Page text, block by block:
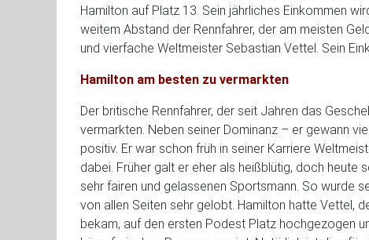
Hamilton auf Platz 13. Sein jährliches Einkommen
weitem Abstand der Rennfahrer, der am meisten
und vierfache Weltmeister Sebastian Vettel. Sein
Hamilton am besten zu vermarkten
Der britische Rennfahrer, der seit Jahren das
vermarkten. Neben seiner Dominanz – er gewann
positiv. Er war schon früh in seiner Karriere
dabei. Früher galt er eher als heißblütig, doch heute
sehr fairen und gelassenen Sportsmann. So wurde
von allen Seiten sehr gelobt. Hamilton hatte Vettel,
bekam, auf den ersten Podest Platz hochgezogen